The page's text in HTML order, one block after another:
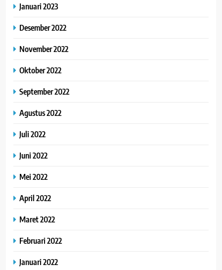
Januari 2023
Desember 2022
November 2022
Oktober 2022
September 2022
Agustus 2022
Juli 2022
Juni 2022
Mei 2022
April 2022
Maret 2022
Februari 2022
Januari 2022